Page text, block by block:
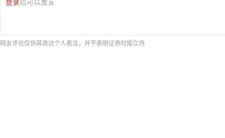
网友评论仅供其表达个人看法，并不表明证券时报立场